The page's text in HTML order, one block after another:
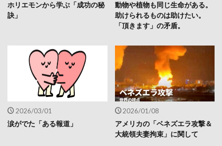
ホリエモンから学ぶ「成功の秘
訣」
動物や植物も同じ生命がある。
助けられるものは助けたい。
「頂きます」の矛盾。
2026/03/01
涙がでた「ある報道」
2026/01/08
アメリカの「ベネズエラ攻撃＆
大統領夫妻拘束」に関して